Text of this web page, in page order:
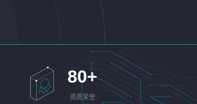
80+
资质荣誉